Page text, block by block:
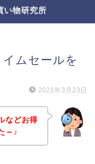
い物研究所
ムセールを
2021年3月23日
などお得
～♪